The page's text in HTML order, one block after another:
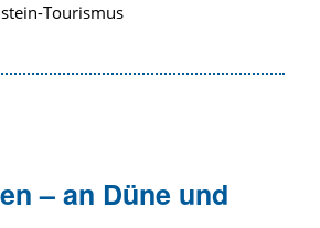
Tourismus
– an Düne und